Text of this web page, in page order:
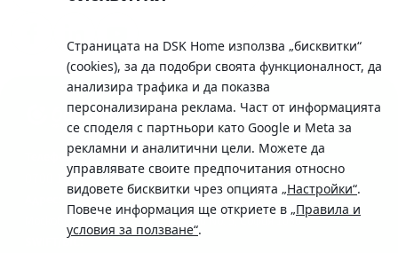
Страницата на DSK Home използва „бисквитки“
(cookies), за да подобри своята функционалност, да
анализира трафика и да показва
персонализирана реклама. Част от информацията
се споделя с партньори като Google и Meta за
рекламни и аналитични цели. Можете да
управлявате своите предпочитания относно
видовете бисквитки чрез опцията „Настройки“.
Повече информация ще откриете в „Правила и
условия за ползване“.
Телефон:
0700 10 375 / *2375
Московска No.19 / ул. Г. Бенковски No. 5, София 1036
SWIFT/BIC: